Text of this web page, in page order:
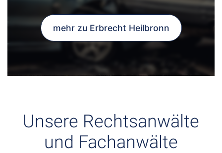
mehr zu Erbrecht Heilbronn
Unsere Rechtsanwälte
und Fachanwälte